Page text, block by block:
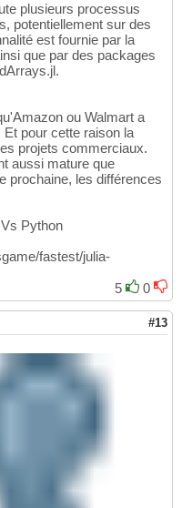
plusieurs processus
potentiellement sur des
est fournie par la
que par des packages
ou Walmart a
pour cette raison la
projets commerciaux.
aussi mature que
prochaine, les différences
Python
fastest/julia-
5
0
#13